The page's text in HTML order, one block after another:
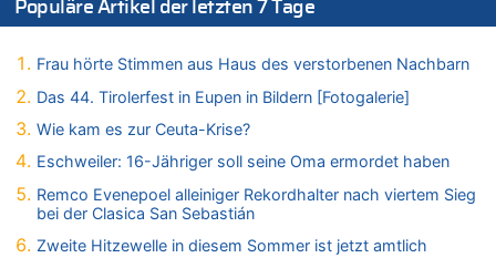
06.08.2026 - 14:44 von Coralie zu
Zweite Hitzewelle in diesem Sommer ist jetzt amtlich
06.08.2026 - 14:41 von Coralie zu
Zweite Hitzewelle in diesem Sommer ist jetzt amtlich
06.08.2026 - 14:11 von Dax zu
Zweite Hitzewelle in diesem Sommer ist jetzt amtlich
06.08.2026 - 14:11 von Wolfgang zu
Zurück an den Rhein: Hendrich wechselt zum 1. FC Köln
Populäre Artikel der letzten 7 Tage
Frau hörte Stimmen aus Haus des verstorbenen Nachbarn
Das 44. Tirolerfest in Eupen in Bildern [Fotogalerie]
Wie kam es zur Ceuta-Krise?
Eschweiler: 16-Jähriger soll seine Oma ermordet haben
Remco Evenepoel alleiniger Rekordhalter nach viertem Sieg
bei der Clasica San Sebastián
Zweite Hitzewelle in diesem Sommer ist jetzt amtlich